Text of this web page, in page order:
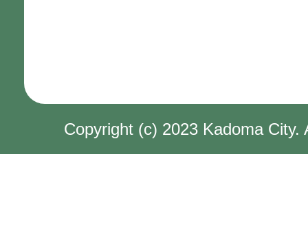
Copyright (c) 2023 Kadoma City.